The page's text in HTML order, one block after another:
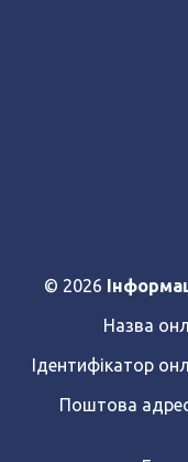
© 2026
Назва
Ідентифікатор
Поштова